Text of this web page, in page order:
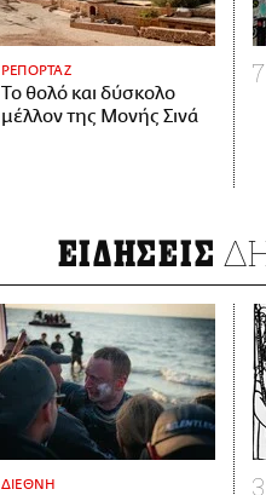
ΡΕΠΟΡΤΑΖ
Το θολό και δύσκολο
μέλλον της Μονής Σινά
ΕΙΔΗΣΕΙΣ
ΔΙΕΘΝΗ